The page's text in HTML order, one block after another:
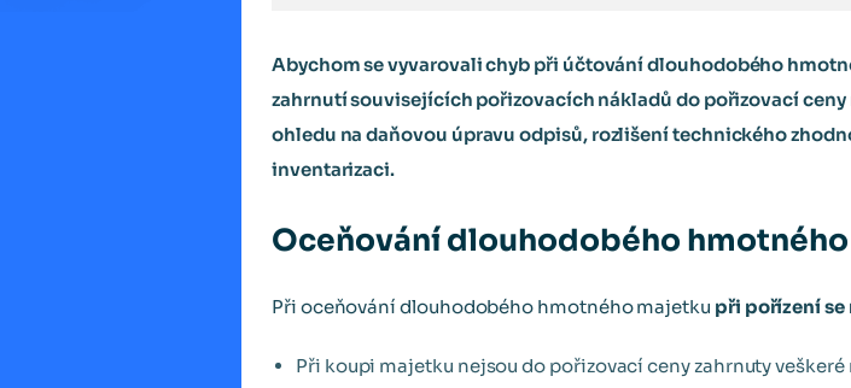
Abychom se vyvarovali chyb při účtování dlouhodobého
zahrnutí souvisejících pořizovacích nákladů do pořizovací
ohledu na daňovou úpravu odpisů, rozlišení technického
inventarizaci.
Oceňování dlouhodobého
Při oceňování dlouhodobého hmotného majetku při pořízení
Při koupi majetku nejsou do pořizovací ceny zahrnuty